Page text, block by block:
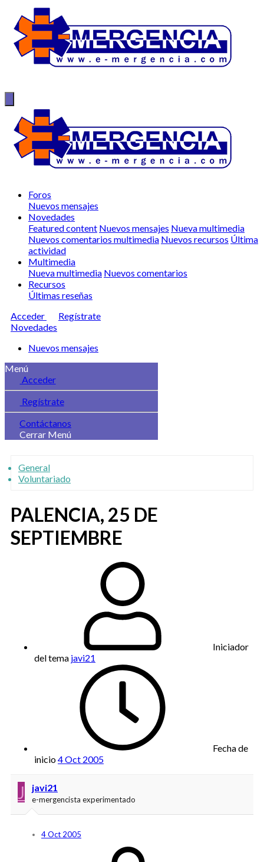
Foros
Nuevos mensajes
Novedades
Featured content Nuevos mensajes Nueva multimedia
Nuevos comentarios multimedia Nuevos recursos Última
actividad
Multimedia
Nueva multimedia Nuevos comentarios
Recursos
Últimas reseñas
Acceder
Regístrate
Novedades
Nuevos mensajes
Menú
Acceder
Regístrate
Contáctanos
Cerrar Menú
General
Voluntariado
PALENCIA, 25 DE
SEPTIEMBRE
Iniciador
del tema javi21
Fecha de
inicio4 Oct 2005
J javi21
e-mergencista experimentado
4 Oct 2005